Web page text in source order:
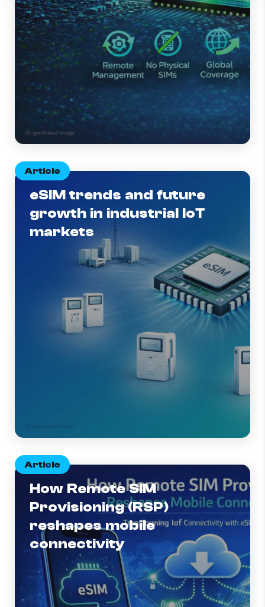
Article
eSIM trends and future
growth in industrial IoT
markets
Article
How Remote SIM
Provisioning (RSP)
reshapes mobile
connectivity